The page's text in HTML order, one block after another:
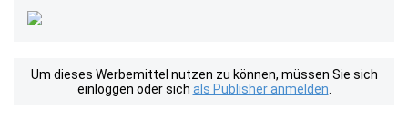
Um dieses Werbemittel nutzen zu können, müssen Sie sich
einloggen oder sich als Publisher anmelden